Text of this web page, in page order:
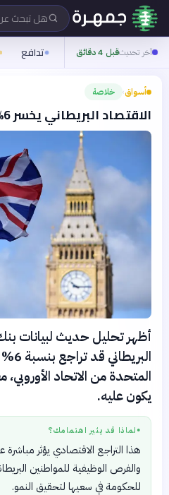
هل تبحث
آخر تحديثقبل 4 دقائق تدافع
أسواق› خلاصة
الاقتصاد البريطاني يخسر 6% جراء البريكست
أظهر تحليل حديث لبيانات بنك
المتحدة من الاتحاد
يكون عليه.
● لماذا قد يثير اهتمامك؟
هذا التراجع الاقتصادي يؤثر
والفرص الوظيفية للمواطنين
للحكومة في سعيها لتحقيق النمو.